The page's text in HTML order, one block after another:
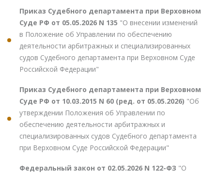
Приказ Судебного департамента при Верховном
Суде РФ от 05.05.2026 N 135 "О внесении изменений
в Положение об Управлении по обеспечению
деятельности арбитражных и специализированных
судов Судебного департамента при Верховном Суде
Российской Федерации"
Приказ Судебного департамента при Верховном
Суде РФ от 10.03.2015 N 60 (ред. от 05.05.2026) "Об
утверждении Положения об Управлении по
обеспечению деятельности арбитражных и
специализированных судов Судебного департамента
при Верховном Суде Российской Федерации"
Федеральный закон от 02.05.2026 N 122-ФЗ "О